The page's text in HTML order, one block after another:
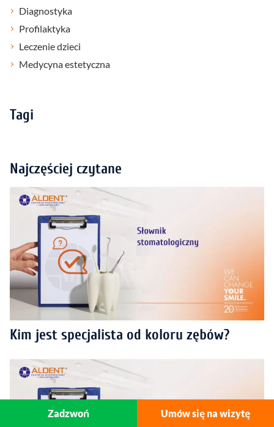
Diagnostyka
Profilaktyka
Leczenie dzieci
Medycyna estetyczna
Tagi
Najczęściej czytane
Kim jest specjalista od koloru zębów?
Zadzwoń Umów się na wizytę